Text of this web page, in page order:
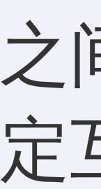
之
定